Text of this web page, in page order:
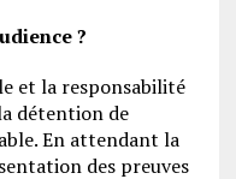
?
et la responsabilité
détention de
En attendant la
des preuves